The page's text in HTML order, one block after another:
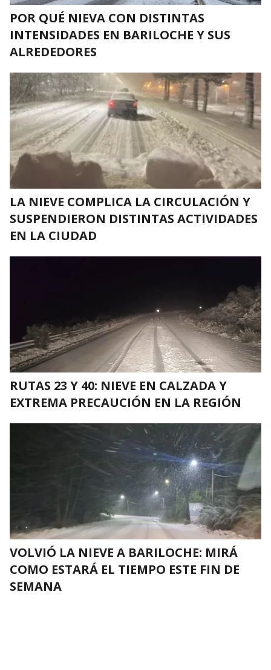
POR QUÉ NIEVA CON DISTINTAS
INTENSIDADES EN BARILOCHE Y SUS
ALREDEDORES
LA NIEVE COMPLICA LA CIRCULACIÓN Y
SUSPENDIERON DISTINTAS ACTIVIDADES
EN LA CIUDAD
RUTAS 23 Y 40: NIEVE EN CALZADA Y
EXTREMA PRECAUCIÓN EN LA REGIÓN
VOLVIÓ LA NIEVE A BARILOCHE: MIRÁ
COMO ESTARÁ EL TIEMPO ESTE FIN DE
SEMANA